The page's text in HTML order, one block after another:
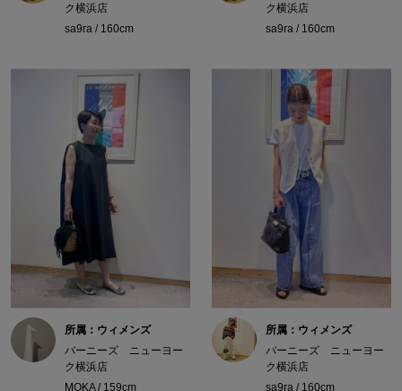
ク横浜店
sa9ra / 160cm
ク横浜店
sa9ra / 160cm
所属：ウィメンズ
バーニーズ ニューヨー
ク横浜店
MOKA / 159cm
所属：ウィメンズ
バーニーズ ニューヨー
ク横浜店
sa9ra / 160cm